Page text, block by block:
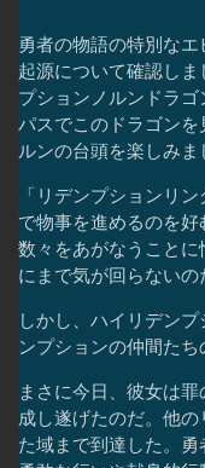
勇者の物語の特別な
起源について確認し
プションノルンドラ
パスでこのドラゴンを
ルンの台頭を楽しみま
「リデンプションリ
で物事を進めるのを
数々をあがなうこと
にまで気が回らないの
しかし、ハイリデン
ンプションの仲間たち
まさに今日、彼女は
成し遂げたのだ。他
た域まで到達した。